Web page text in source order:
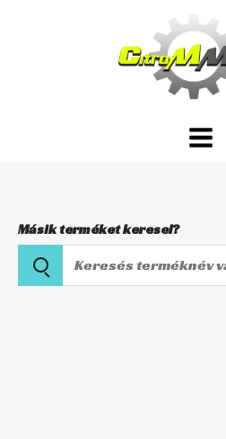
Másik terméket keresel?
Keresés
terméknév